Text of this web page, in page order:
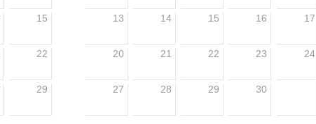
15
22
29
13 14 15 16 17
20 21 22 23 24
27 28 29 30